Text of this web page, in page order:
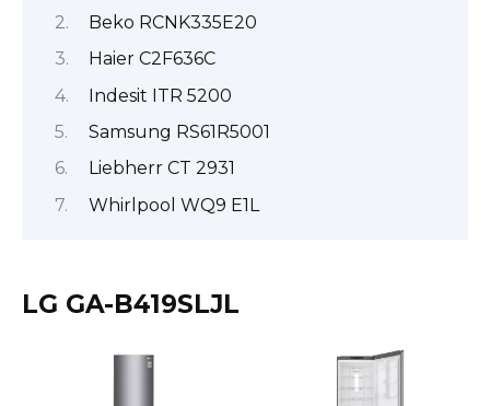
Beko RCNK335E20
Haier C2F636C
Indesit ITR 5200
Samsung RS61R5001
Liebherr CT 2931
Whirlpool WQ9 E1L
LG GA-B419SLJL